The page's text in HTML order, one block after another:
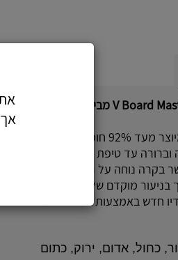
ממוחזרים.
עד טיפת הדיו האחרונה.
בקרה נוחה על רמת הדיו שנשארה.
בניעור מוקדם של הטוש, ללא נזילת
חדש באמצעות מילוי דיו תואם.
כחול, אדום, ירוק, כתום